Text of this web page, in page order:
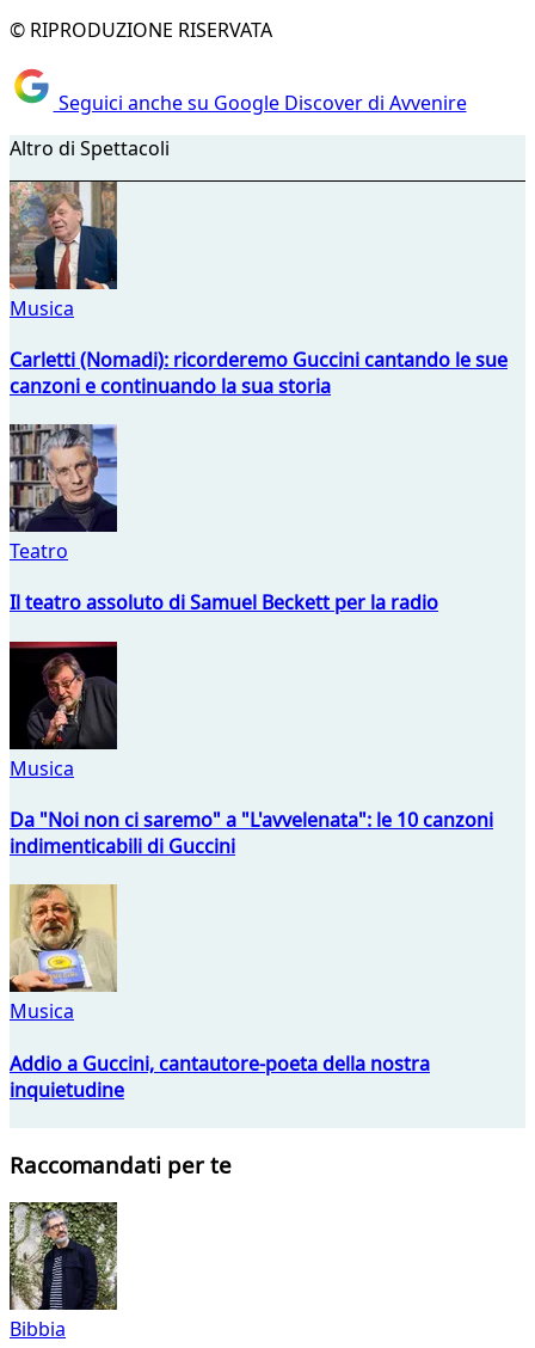
© RIPRODUZIONE RISERVATA
Seguici anche su Google Discover di Avvenire
Altro di Spettacoli
Musica
Carletti (Nomadi): ricorderemo Guccini cantando le sue
canzoni e continuando la sua storia
Teatro
Il teatro assoluto di Samuel Beckett per la radio
Musica
Da "Noi non ci saremo" a "L'avvelenata": le 10 canzoni
indimenticabili di Guccini
Musica
Addio a Guccini, cantautore-poeta della nostra
inquietudine
Raccomandati per te
Bibbia